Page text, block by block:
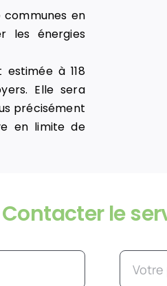
communes en
les énergies
à 118
Elle sera
précisément
en limite de
Contacter le